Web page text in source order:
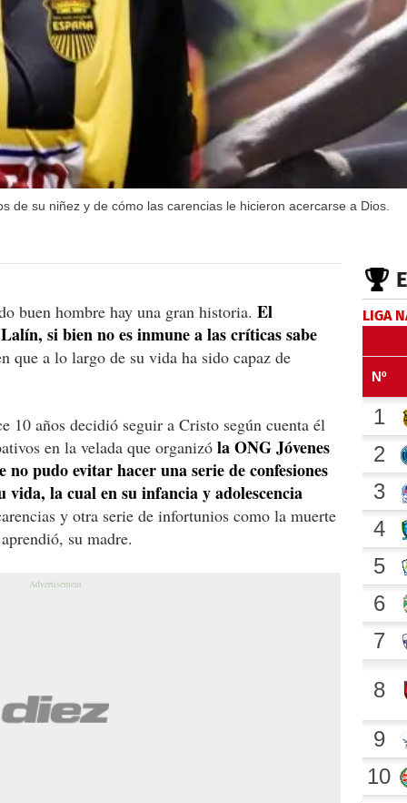
de su niñez y de cómo las carencias le hicieron acercarse a Dios.
buen hombre hay una gran historia. El
si bien no es inmune a las críticas sabe
que a lo largo de su vida ha sido capaz de
10 años decidió seguir a Cristo según cuenta él
en la velada que organizó la ONG Jóvenes
pudo evitar hacer una serie de confesiones
vida, la cual en su infancia y adolescencia
y otra serie de infortunios como la muerte
su madre.
LIGA